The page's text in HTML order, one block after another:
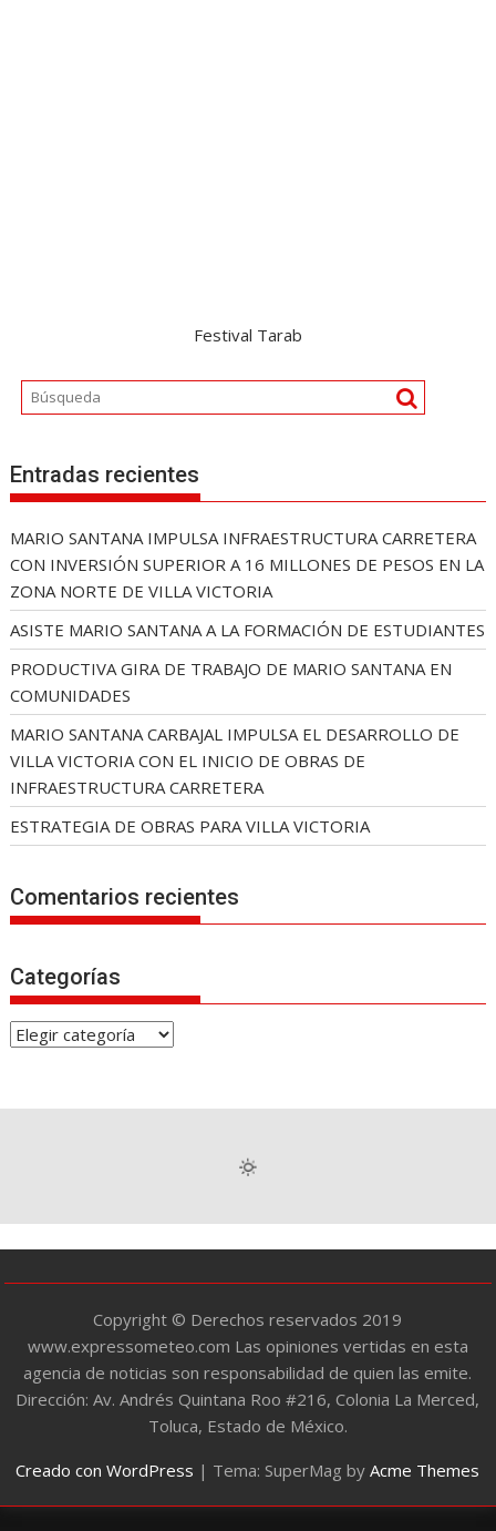
Festival Tarab
Entradas recientes
MARIO SANTANA IMPULSA INFRAESTRUCTURA CARRETERA
CON INVERSIÓN SUPERIOR A 16 MILLONES DE PESOS EN LA
ZONA NORTE DE VILLA VICTORIA
ASISTE MARIO SANTANA A LA FORMACIÓN DE ESTUDIANTES
PRODUCTIVA GIRA DE TRABAJO DE MARIO SANTANA EN
COMUNIDADES
MARIO SANTANA CARBAJAL IMPULSA EL DESARROLLO DE
VILLA VICTORIA CON EL INICIO DE OBRAS DE
INFRAESTRUCTURA CARRETERA
ESTRATEGIA DE OBRAS PARA VILLA VICTORIA
Comentarios recientes
Categorías
C
e
í
a
Copyright © Derechos reservados 2019
www.expressometeo.com Las opiniones vertidas en esta
agencia de noticias son responsabilidad de quien las emite.
Dirección: Av. Andrés Quintana Roo #216, Colonia La Merced,
Toluca, Estado de México.
Creado con WordPress | Tema: SuperMag byAcme Themes